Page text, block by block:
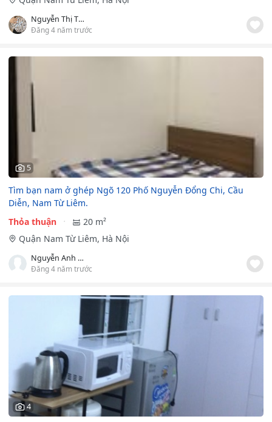
Nguyễn Thị Thuý
Đăng 4 năm trước
5
Tìm bạn nam ở ghép Ngõ 120 Phố Nguyễn Đổng Chi, Cầu
Diễn, Nam Từ Liêm.
Thỏa thuận
20 m²
Quận Nam Từ Liêm, Hà Nội
Nguyễn Anh Dũng
Đăng 4 năm trước
4